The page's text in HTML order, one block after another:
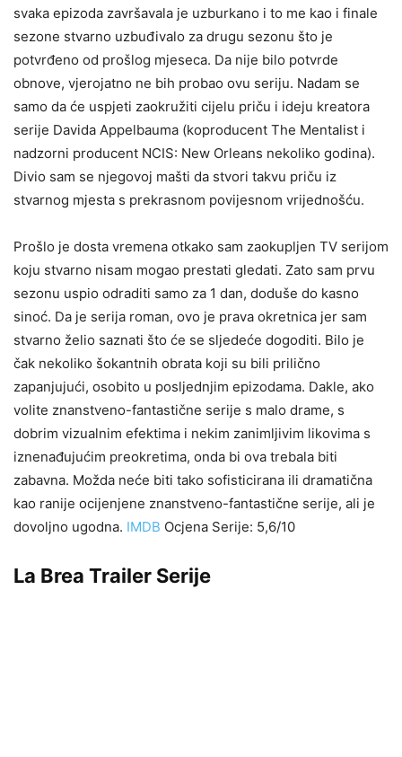
svaka epizoda završavala je uzburkano i to me kao i finale
sezone stvarno uzbuđivalo za drugu sezonu što je
potvrđeno od prošlog mjeseca. Da nije bilo potvrde
obnove, vjerojatno ne bih probao ovu seriju. Nadam se
samo da će uspjeti zaokružiti cijelu priču i ideju kreatora
serije Davida Appelbauma (koproducent The Mentalist i
nadzorni producent NCIS: New Orleans nekoliko godina).
Divio sam se njegovoj mašti da stvori takvu priču iz
stvarnog mjesta s prekrasnom povijesnom vrijednošću.
Prošlo je dosta vremena otkako sam zaokupljen TV serijom
koju stvarno nisam mogao prestati gledati. Zato sam prvu
sezonu uspio odraditi samo za 1 dan, doduše do kasno
sinoć. Da je serija roman, ovo je prava okretnica jer sam
stvarno želio saznati što će se sljedeće dogoditi. Bilo je
čak nekoliko šokantnih obrata koji su bili prilično
zapanjujući, osobito u posljednjim epizodama. Dakle, ako
volite znanstveno-fantastične serije s malo drame, s
dobrim vizualnim efektima i nekim zanimljivim likovima s
iznenađujućim preokretima, onda bi ova trebala biti
zabavna. Možda neće biti tako sofisticirana ili dramatična
kao ranije ocijenjene znanstveno-fantastične serije, ali je
dovoljno ugodna. IMDB Ocjena Serije: 5,6/10
La Brea Trailer Serije